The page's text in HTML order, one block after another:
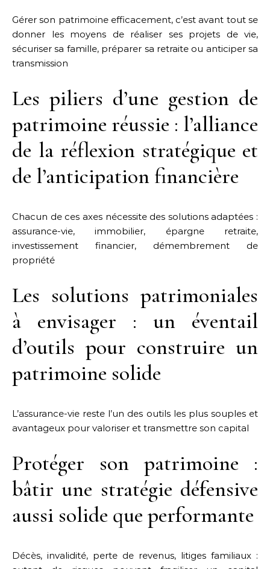
Gérer son patrimoine efficacement, c’est avant tout se
donner les moyens de réaliser ses projets de vie,
sécuriser sa famille, préparer sa retraite ou anticiper sa
transmission
Les piliers d’une gestion de
patrimoine réussie : l’alliance
de la réflexion stratégique et
de l’anticipation financière
Chacun de ces axes nécessite des solutions adaptées :
assurance-vie, immobilier, épargne retraite,
investissement financier, démembrement de
propriété
Les solutions patrimoniales
à envisager : un éventail
d’outils pour construire un
patrimoine solide
L’assurance-vie reste l’un des outils les plus souples et
avantageux pour valoriser et transmettre son capital
Protéger son patrimoine :
bâtir une stratégie défensive
aussi solide que performante
Décès, invalidité, perte de revenus, litiges familiaux :